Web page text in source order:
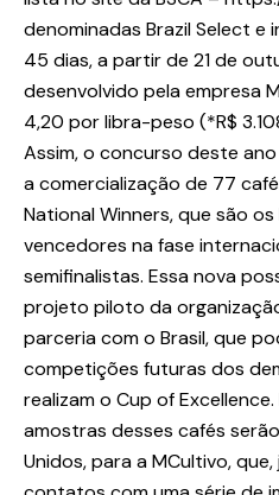
denominadas Brazil Select e
45 dias, a partir de 21 de
desenvolvido pela empresa
4,20 por libra-peso (*R$
Assim, o concurso deste
a comercialização de 77
National Winners, que são
vencedores na fase
semifinalistas. Essa nova
projeto piloto da
parceria com o Brasil, que
competições futuras dos
realizam o Cup of
amostras desses cafés
Unidos, para a MCultivo,